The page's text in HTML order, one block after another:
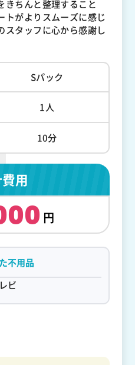
きちんと整理すること
トがよりスムーズに感じ
スタッフに心から感謝し
Sパック
1人
10分
用
不用品
ビ